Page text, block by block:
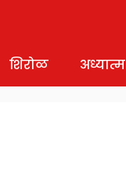
शिरोळ अध्यात्म